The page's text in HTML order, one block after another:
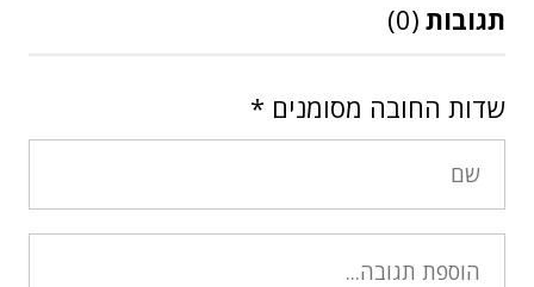
תגובות (0)
שדות החובה מסומנים *